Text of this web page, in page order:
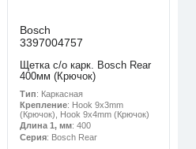
Bosch
3397004757
Щетка с/о карк. Bosch Rear
400мм (Крючок)
Тип: Каркасная
Крепление: Hook 9x3mm
(Крючок), Hook 9x4mm (Крючок)
Длина 1, мм: 400
Серия: Bosch Rear